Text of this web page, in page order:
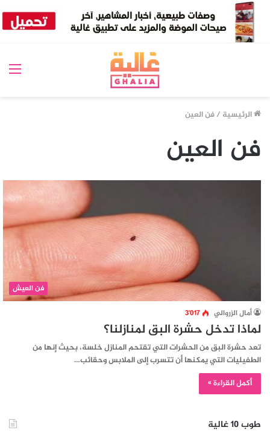
الرئيسية /فن العين
فن العين
فن العيش
أمال الزروالي 3٬017
لماذا تدخل حشرة البق لمنازلنا؟
تعد حشرة البق من الحشرات التي تقتحم المنازل خلسة، بحيث إنها من
الطفيليات التي يمكنها أن تتسرب إلى الملابس وحقائب…
أكمل القراءة »
طوب 10 غالية